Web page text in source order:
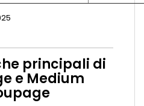
principali di
e Medium